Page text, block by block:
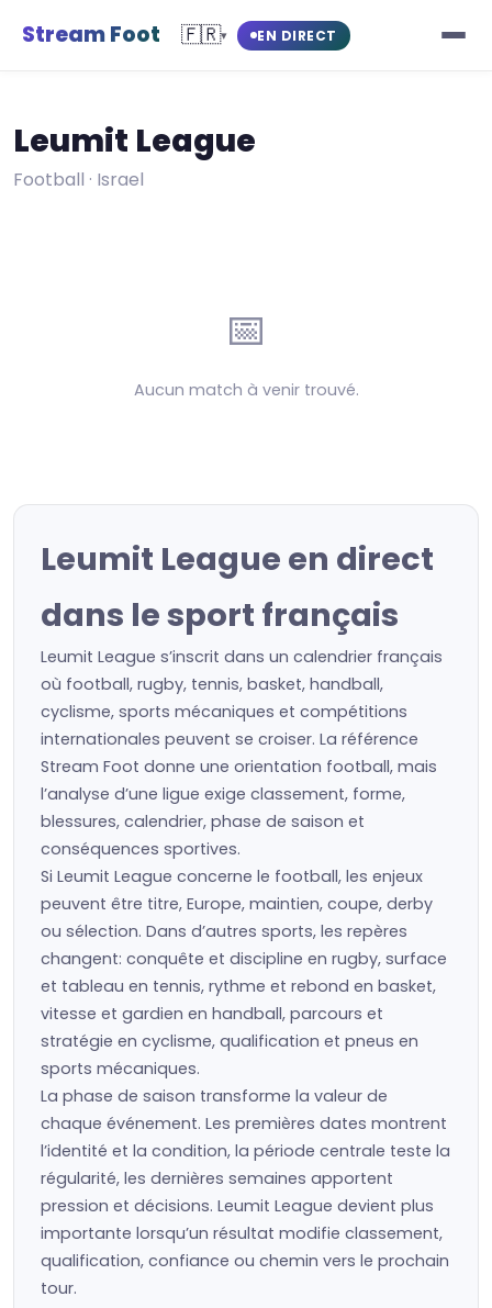
Stream Foot 🇫🇷▾ EN DIRECT
Leumit League
Football · Israel
📅
Aucun match à venir trouvé.
Leumit League en direct
dans le sport français
Leumit League s’inscrit dans un calendrier français
où football, rugby, tennis, basket, handball,
cyclisme, sports mécaniques et compétitions
internationales peuvent se croiser. La référence
Stream Foot donne une orientation football, mais
l’analyse d’une ligue exige classement, forme,
blessures, calendrier, phase de saison et
conséquences sportives.
Si Leumit League concerne le football, les enjeux
peuvent être titre, Europe, maintien, coupe, derby
ou sélection. Dans d’autres sports, les repères
changent: conquête et discipline en rugby, surface
et tableau en tennis, rythme et rebond en basket,
vitesse et gardien en handball, parcours et
stratégie en cyclisme, qualification et pneus en
sports mécaniques.
La phase de saison transforme la valeur de
chaque événement. Les premières dates montrent
l’identité et la condition, la période centrale teste la
régularité, les dernières semaines apportent
pression et décisions. Leumit League devient plus
importante lorsqu’un résultat modifie classement,
qualification, confiance ou chemin vers le prochain
tour.